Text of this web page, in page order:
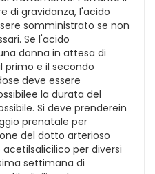
di gravidanza, l'acido
somministrato se non
Se l'acido
donna in attesa di
e il secondo
deve essere
la durata del
Si deve prenderein
prenatale per
del dotto arterioso
per diversi
settimana di